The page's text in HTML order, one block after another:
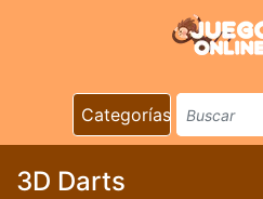
Categorías
3D Darts